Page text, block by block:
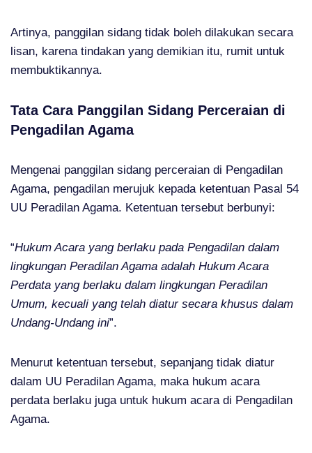
Artinya, panggilan sidang tidak boleh dilakukan secara
lisan, karena tindakan yang demikian itu, rumit untuk
membuktikannya.
Tata Cara Panggilan Sidang Perceraian di
Pengadilan Agama
Mengenai panggilan sidang perceraian di Pengadilan
Agama, pengadilan merujuk kepada ketentuan Pasal 54
UU Peradilan Agama. Ketentuan tersebut berbunyi:
“Hukum Acara yang berlaku pada Pengadilan dalam
lingkungan Peradilan Agama adalah Hukum Acara
Perdata yang berlaku dalam lingkungan Peradilan
Umum, kecuali yang telah diatur secara khusus dalam
Undang-Undang ini”.
Menurut ketentuan tersebut, sepanjang tidak diatur
dalam UU Peradilan Agama, maka hukum acara
perdata berlaku juga untuk hukum acara di Pengadilan
Agama.